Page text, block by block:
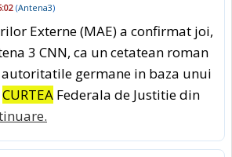
(Antena3)
Externe (MAE) a confirmat joi,
3 CNN, ca un cetatean roman
germane in baza unui
CURTEA Federala de Justitie din